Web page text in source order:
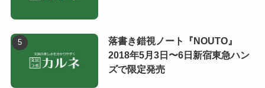
落書き錯視ノート『NOUTO』
2018年5月3日〜6日新宿東急ハン
ズで限定発売